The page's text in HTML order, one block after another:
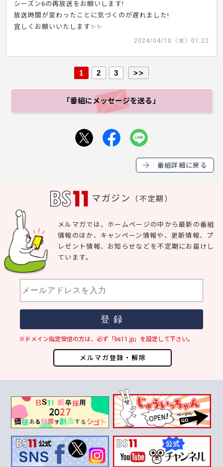
シーズン6の再放送をお願いします!
放送時間が変わったことに気づくのが遅れました!
宜しくお願いいたします✨✨
2024/04/10（水）01:22
1 2 3 >>
「番組にメッセージを送る」
番組詳細に戻る
マガジン （不定期）
メルマガ登録・解除
メルマガでは、ホームページの中から最新の番組
情報のほか、キャンペーン情報や、更新情報、プ
レゼント情報、お知らせなどを不定期にお届けし
ています。
※ドメイン指定受信の方は、必ず「bs11.jp」を設定して下さい。